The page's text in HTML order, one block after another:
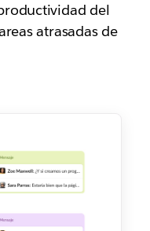
del
atrasadas de